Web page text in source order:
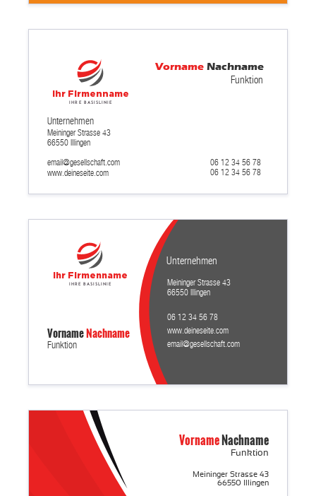
www.deineseite.com
06 12 34 56 78
06 12 34 56 78
email@gesellschaft.com
Meininger Strasse 43
66550 Illingen
Unternehmen
Funktion
VornameNachname
Ihr Firmenname
Ihre Basislinie
Funktion
VornameNachname
email@gesellschaft.com
06 12 34 56 78
www.deineseite.com
Unternehmen
Meininger Strasse 43
66550 Illingen
Ihr Firmenname
Ihre Basislinie
Funktion
Meininger Strasse 43
66550 Illingen
VornameNachname